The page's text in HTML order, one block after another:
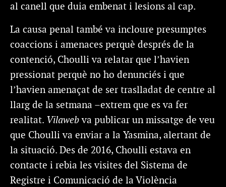
al canell que duia embenat i lesions al cap.
La causa penal també va incloure presumptes
coaccions i amenaces perquè després de la
contenció, Choulli va relatar que l’havien
pressionat perquè no ho denunciés i que
l’havien amenaçat de ser traslladat de centre al
llarg de la setmana –extrem que es va fer
realitat. Vilawebva publicar un missatge de veu
que Choulli va enviar a la Yasmina, alertant de
la situació. Des de 2016, Choulli estava en
contacte i rebia les visites del Sistema de
Registre i Comunicació de la Violència